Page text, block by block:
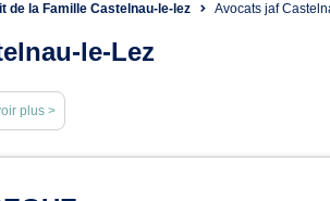
de la Famille Castelnau-le-lez Avocats jaf
le-Lez
plus >
le-Lez